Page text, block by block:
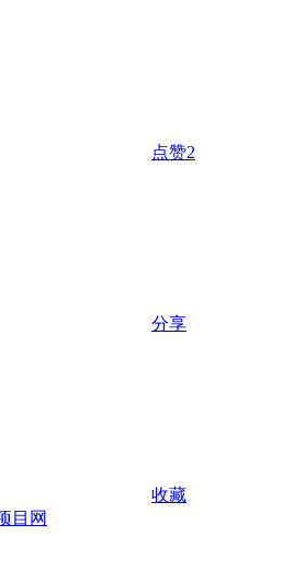
点赞2
分享
收藏